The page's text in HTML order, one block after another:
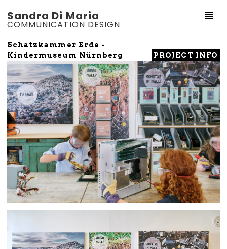
Sandra Di Maria
COMMUNICATION DESIGN
Schatzkammer Erde -
Kindermuseum Nürnberg
PROJECT INFO